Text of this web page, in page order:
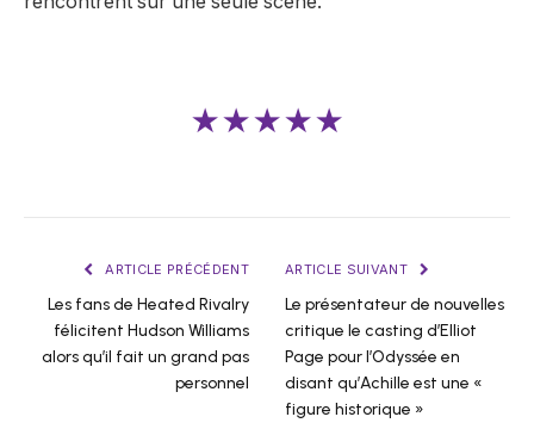
★★★★★
ARTICLE PRÉCÉDENT
Les fans de Heated Rivalry
félicitent Hudson Williams
alors qu’il fait un grand pas
personnel
ARTICLE SUIVANT
Le présentateur de nouvelles
critique le casting d’Elliot
Page pour l’Odyssée en
disant qu’Achille est une «
figure historique »